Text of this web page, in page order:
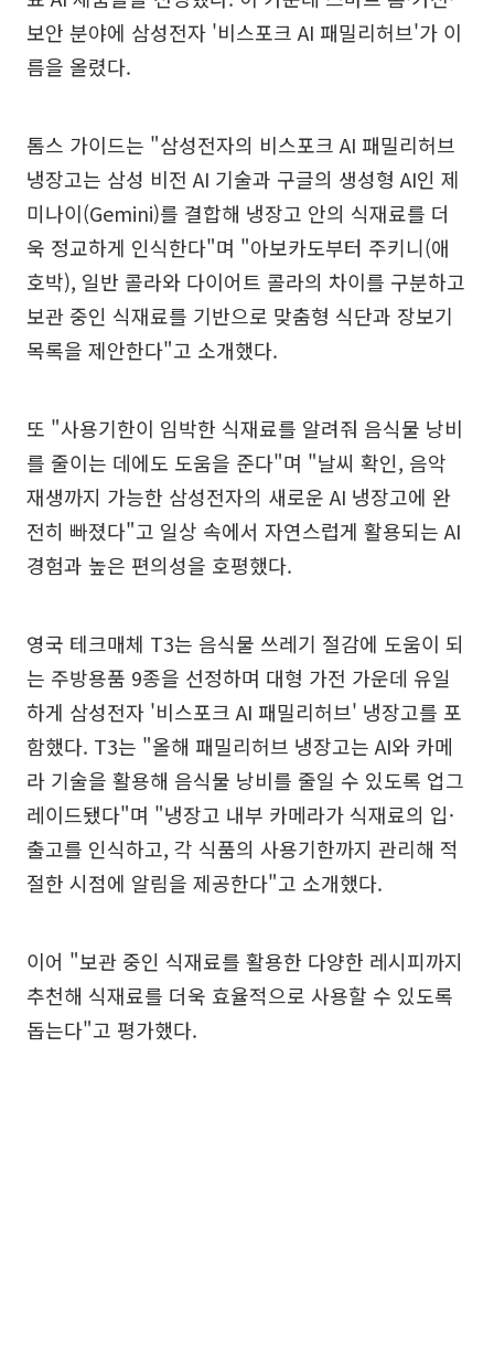
보안 분야에 삼성전자 '비스포크 AI 패밀리허브'가 이
름을 올렸다.
톰스 가이드는 "삼성전자의 비스포크 AI 패밀리허브
냉장고는 삼성 비전 AI 기술과 구글의 생성형 AI인 제
미나이(Gemini)를 결합해 냉장고 안의 식재료를 더
욱 정교하게 인식한다"며 "아보카도부터 주키니(애
호박), 일반 콜라와 다이어트 콜라의 차이를 구분하고
보관 중인 식재료를 기반으로 맞춤형 식단과 장보기
목록을 제안한다"고 소개했다.
또 "사용기한이 임박한 식재료를 알려줘 음식물 낭비
를 줄이는 데에도 도움을 준다"며 "날씨 확인, 음악
재생까지 가능한 삼성전자의 새로운 AI 냉장고에 완
전히 빠졌다"고 일상 속에서 자연스럽게 활용되는 AI
경험과 높은 편의성을 호평했다.
영국 테크매체 T3는 음식물 쓰레기 절감에 도움이 되
는 주방용품 9종을 선정하며 대형 가전 가운데 유일
하게 삼성전자 '비스포크 AI 패밀리허브' 냉장고를 포
함했다. T3는 "올해 패밀리허브 냉장고는 AI와 카메
라 기술을 활용해 음식물 낭비를 줄일 수 있도록 업그
레이드됐다"며 "냉장고 내부 카메라가 식재료의 입·
출고를 인식하고, 각 식품의 사용기한까지 관리해 적
절한 시점에 알림을 제공한다"고 소개했다.
이어 "보관 중인 식재료를 활용한 다양한 레시피까지
추천해 식재료를 더욱 효율적으로 사용할 수 있도록
돕는다"고 평가했다.